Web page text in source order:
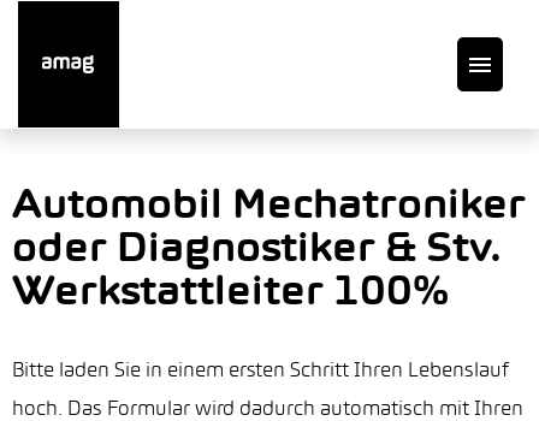
Offene Stellen
Automobil Mechatroniker
oder Diagnostiker & Stv.
Werkstattleiter 100%
Bitte laden Sie in einem ersten Schritt Ihren Lebenslauf
hoch. Das Formular wird dadurch automatisch mit Ihren